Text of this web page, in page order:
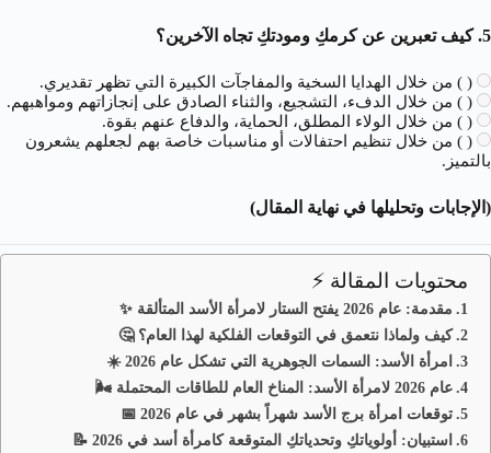
5. كيف تعبرين عن كرمكِ ومودتكِ تجاه الآخرين؟
( ) من خلال الهدايا السخية والمفاجآت الكبيرة التي تظهر تقديري.
( ) من خلال الدفء، التشجيع، والثناء الصادق على إنجازاتهم ومواهبهم.
( ) من خلال الولاء المطلق، الحماية، والدفاع عنهم بقوة.
( ) من خلال تنظيم احتفالات أو مناسبات خاصة بهم لجعلهم يشعرون
بالتميز.
(الإجابات وتحليلها في نهاية المقال)
محتويات المقالة ⚡
مقدمة: عام 2026 يفتح الستار لامرأة الأسد المتألقة ✨
كيف ولماذا نتعمق في التوقعات الفلكية لهذا العام؟ 🤔
امرأة الأسد: السمات الجوهرية التي تشكل عام 2026 ☀️
عام 2026 لامرأة الأسد: المناخ العام للطاقات المحتملة 🌬️
توقعات امرأة برج الأسد شهراً بشهر في عام 2026 📅
استبيان: أولوياتكِ وتحدياتكِ المتوقعة كامرأة أسد في 2026 📝